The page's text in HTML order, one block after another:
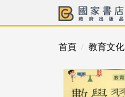
首頁 教育文化